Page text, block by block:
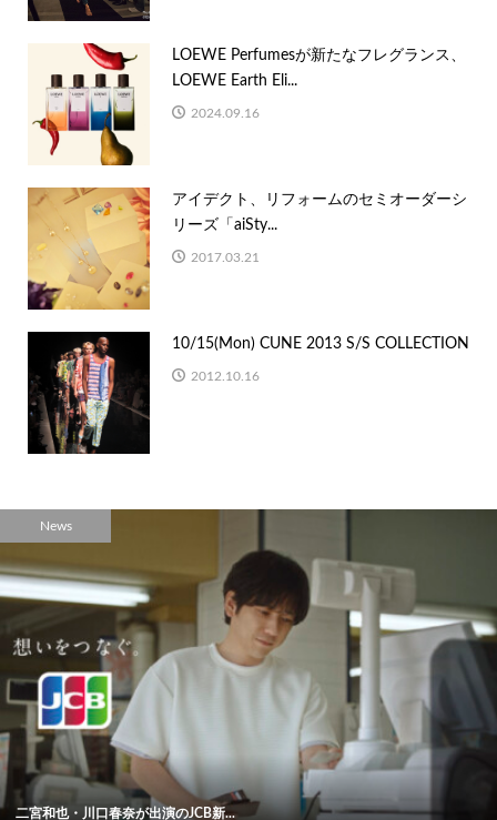
LOEWE Perfumesが新たなフレグランス、
LOEWE Earth Eli...
2024.09.16
アイデクト、リフォームのセミオーダーシ
リーズ「aiSty...
2017.03.21
10/15(Mon) CUNE 2013 S/S COLLECTION
2012.10.16
News
二宮和也・川口春奈が出演のJCB新...